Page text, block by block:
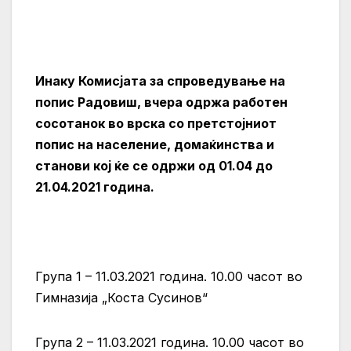
Инаку Комисјата за спроведување на
попис Радовиш, вчера одржа работен
сосотанок во врска со претстојниот
попис на население, домаќинства и
станови кој ќе се одржи од 01.04 до
21.04.2021 година.
Група 1 – 11.03.2021 година. 10.00 часот во
Гимназија „Коста Сусинов“
Група 2 – 11.03.2021 година. 10.00 часот во